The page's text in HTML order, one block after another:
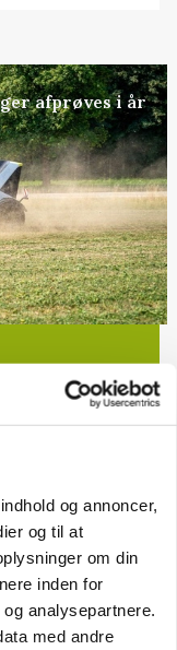
og annoncer,
og til at
om din
inden for
analysepartnere.
med andre
afprøves i år
/
NY 06. aug.